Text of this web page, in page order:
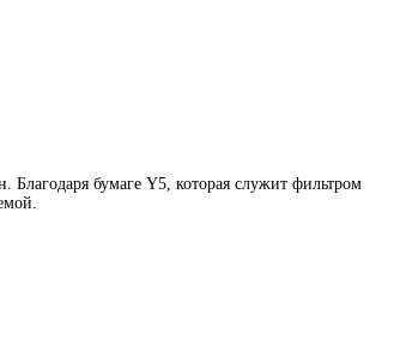
Благодаря бумаге Y5 которая служит фильтром